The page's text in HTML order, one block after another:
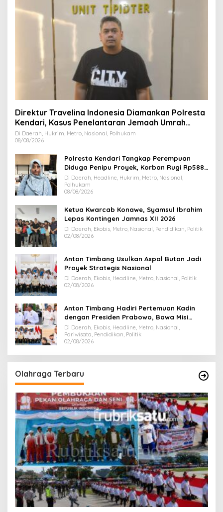
Direktur Travelina Indonesia Diamankan Polresta
Kendari, Kasus Penelantaran Jemaah Umrah
Masuk Babak Baru
Di Daerah, Hukrim, Metro, Nasional, Polhukam
08/08/2026
Polresta Kendari Tangkap Perempuan
Diduga Penipu Proyek, Korban Rugi Rp588,1
Juta
Di Daerah, Headline, Hukrim, Metro, Nasional,
Polhukam
08/08/2026
Ketua Kwarcab Konawe, Syamsul Ibrahim
Lepas Kontingen Jamnas XII 2026
Di Daerah, Ekobis, Metro, Nasional, Pendidikan, Politik
02/08/2026
Anton Timbang Usulkan Aspal Buton Jadi
Proyek Strategis Nasional
Di Daerah, Ekobis, Headline, Metro, Nasional, Politik
02/08/2026
Anton Timbang Hadiri Pertemuan Kadin
dengan Presiden Prabowo, Bawa Misi
Majukan Ekonomi Sultra
Di Daerah, Ekobis, Headline, Metro, Nasional,
Pariwisata, Pendidikan, Politik
02/08/2026
Olahraga Terbaru